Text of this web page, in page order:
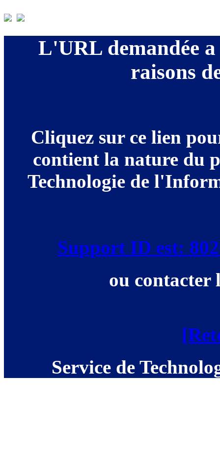
L'URL demandée a
raisons
Cliquez sur ce lien
contient la nature du
Technologie de
Support ID est:
ou contacter
Service de